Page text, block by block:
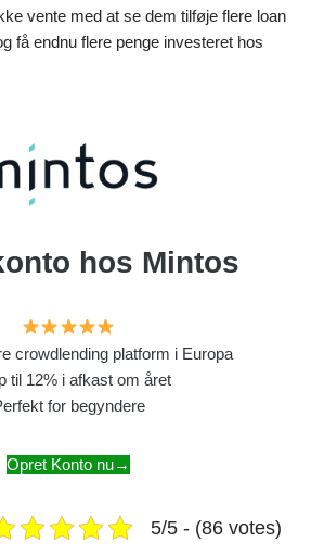
vente med at se dem tilføje flere loan
få endnu flere penge investeret hos
hos Mintos
crowdlending platform i Europa
til 12% i afkast om året
for begyndere
Opret Konto nu→
5/5 - (86 votes)